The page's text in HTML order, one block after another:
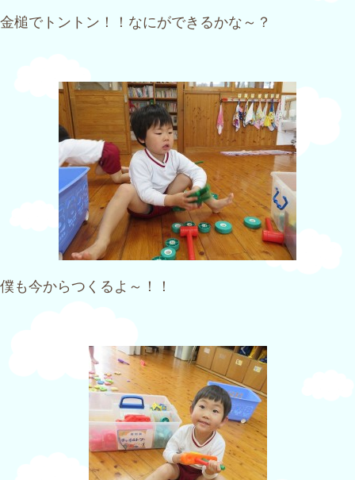
金槌でトントン！！なにができるかな～？
僕も今からつくるよ～！！